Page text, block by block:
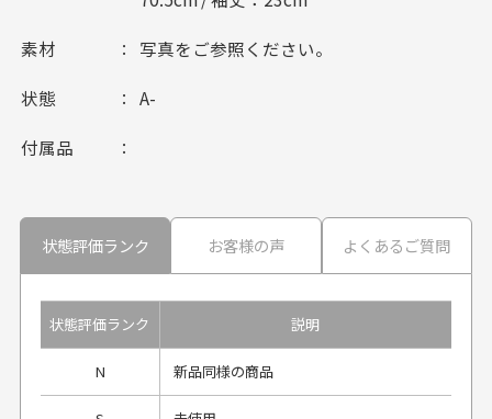
素材 写真をご参照ください。
状態 A-
付属品
状態評価ランク お客様の声 よくあるご質問
状態評価ランク 説明
N 新品同様の商品